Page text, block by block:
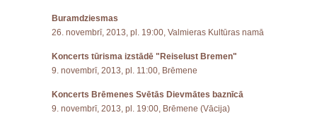
Buramdziesmas
26. novembrī, 2013, pl. 19:00, Valmieras Kultūras namā
Koncerts tūrisma izstādē "Reiselust Bremen"
9. novembrī, 2013, pl. 11:00, Brēmene
Koncerts Brēmenes Svētās Dievmātes baznīcā
9. novembrī, 2013, pl. 19:00, Brēmene (Vācija)